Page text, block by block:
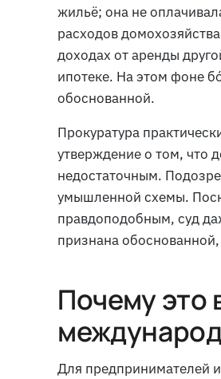
жильё; она не
расходов
доходах от аренды
ипотеке. На этом фоне
обоснованной.
Прокуратура
утверждение о том, что
недостаточным.
умышленной схемы.
правдоподобным, суд
признана
Почему это
Для предпринимателей